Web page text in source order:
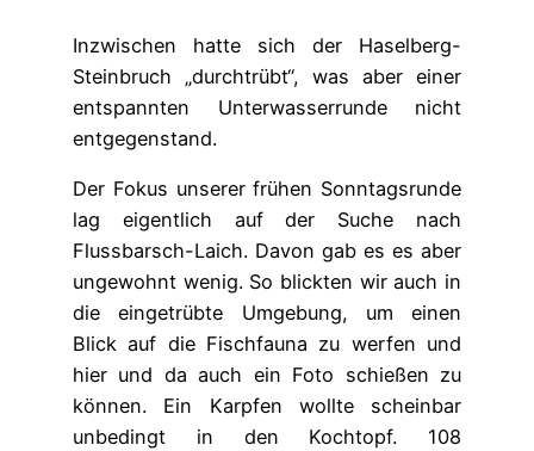
Inzwischen hatte sich der Haselberg-
Steinbruch „durchtrübt“, was aber einer
entspannten Unterwasserrunde nicht
entgegenstand.
Der Fokus unserer frühen Sonntagsrunde
lag eigentlich auf der Suche nach
Flussbarsch-Laich. Davon gab es es aber
ungewohnt wenig. So blickten wir auch in
die eingetrübte Umgebung, um einen
Blick auf die Fischfauna zu werfen und
hier und da auch ein Foto schießen zu
können. Ein Karpfen wollte scheinbar
unbedingt in den Kochtopf. 108